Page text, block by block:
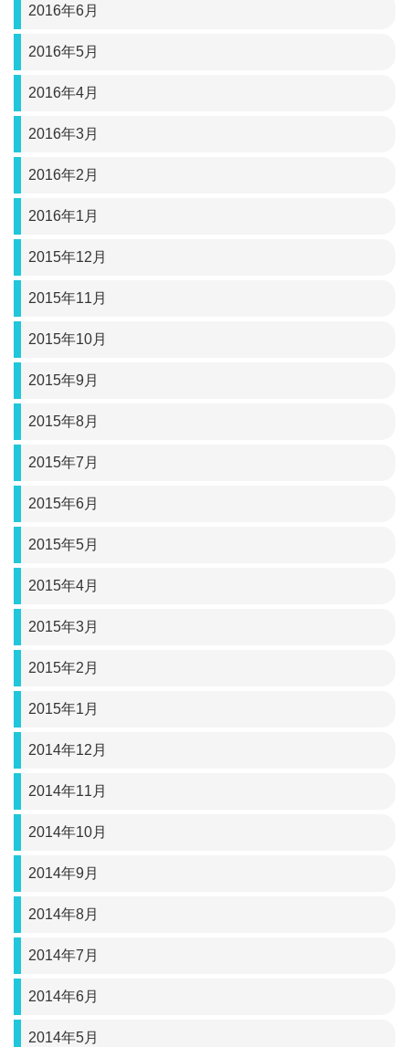
2016年6月
2016年5月
2016年4月
2016年3月
2016年2月
2016年1月
2015年12月
2015年11月
2015年10月
2015年9月
2015年8月
2015年7月
2015年6月
2015年5月
2015年4月
2015年3月
2015年2月
2015年1月
2014年12月
2014年11月
2014年10月
2014年9月
2014年8月
2014年7月
2014年6月
2014年5月